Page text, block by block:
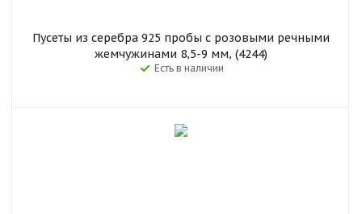
Пусеты из серебра 925 пробы с розовыми речными
жемчужинами 8,5-9 мм, (4244)
Есть в наличии